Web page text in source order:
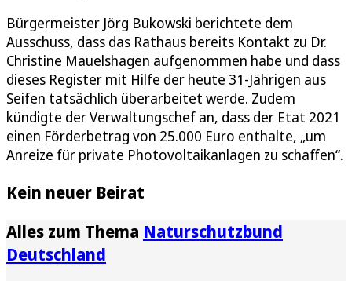
Bürgermeister Jörg Bukowski berichtete dem
Ausschuss, dass das Rathaus bereits Kontakt zu Dr.
Christine Mauelshagen aufgenommen habe und dass
dieses Register mit Hilfe der heute 31-Jährigen aus
Seifen tatsächlich überarbeitet werde. Zudem
kündigte der Verwaltungschef an, dass der Etat 2021
einen Förderbetrag von 25.000 Euro enthalte, „um
Anreize für private Photovoltaikanlagen zu schaffen“.
Kein neuer Beirat
Alles zum Thema Naturschutzbund
Deutschland